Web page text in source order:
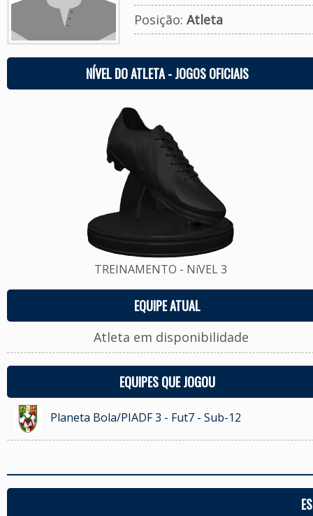
Posição: Atleta
NÍVEL DO ATLETA - JOGOS OFICIAIS
TREINAMENTO - NíVEL 3
EQUIPE ATUAL
Atleta em disponibilidade
EQUIPES QUE JOGOU
Planeta Bola/PIADF 3 - Fut7 - Sub-12